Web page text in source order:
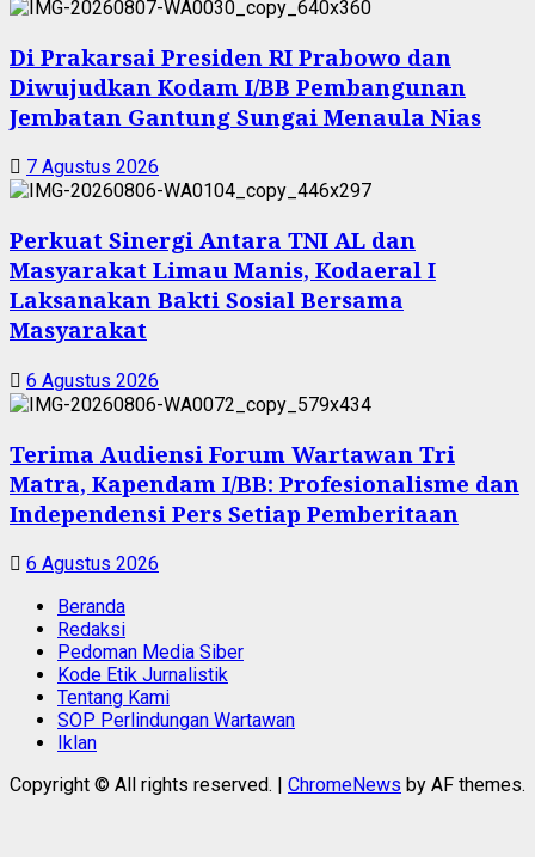
Di Prakarsai Presiden RI Prabowo dan
Diwujudkan Kodam I/BB Pembangunan
Jembatan Gantung Sungai Menaula Nias
7 Agustus 2026
Perkuat Sinergi Antara TNI AL dan
Masyarakat Limau Manis, Kodaeral I
Laksanakan Bakti Sosial Bersama
Masyarakat
6 Agustus 2026
Terima Audiensi Forum Wartawan Tri
Matra, Kapendam I/BB: Profesionalisme dan
Independensi Pers Setiap Pemberitaan
6 Agustus 2026
Beranda
Redaksi
Pedoman Media Siber
Kode Etik Jurnalistik
Tentang Kami
SOP Perlindungan Wartawan
Iklan
Copyright © All rights reserved.
ChromeNews by AF themes.